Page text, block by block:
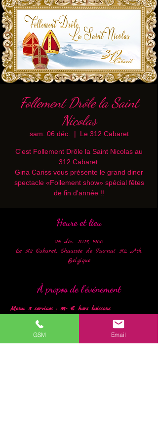
Follement Drôle la Saint
Nicolas
sam. 06 déc.
  |
Le 312 Cabaret
C'est Follement Drôle la Saint Nicolas au
312 Cabaret.
Gina Cariss vous présente le grand diner
spectacle «Follement show» spécial fêtes
de fin d'année !!
Heure et lieu
06 déc. 2025, 19:00
Le 312 Cabaret, Chaussée de Tournai 312, Ath,
Belgique
À propos de l'événement
Menu 3 services : 55,- € hors boissons
A venir
Les réservations se font uniquement par
GSM Email